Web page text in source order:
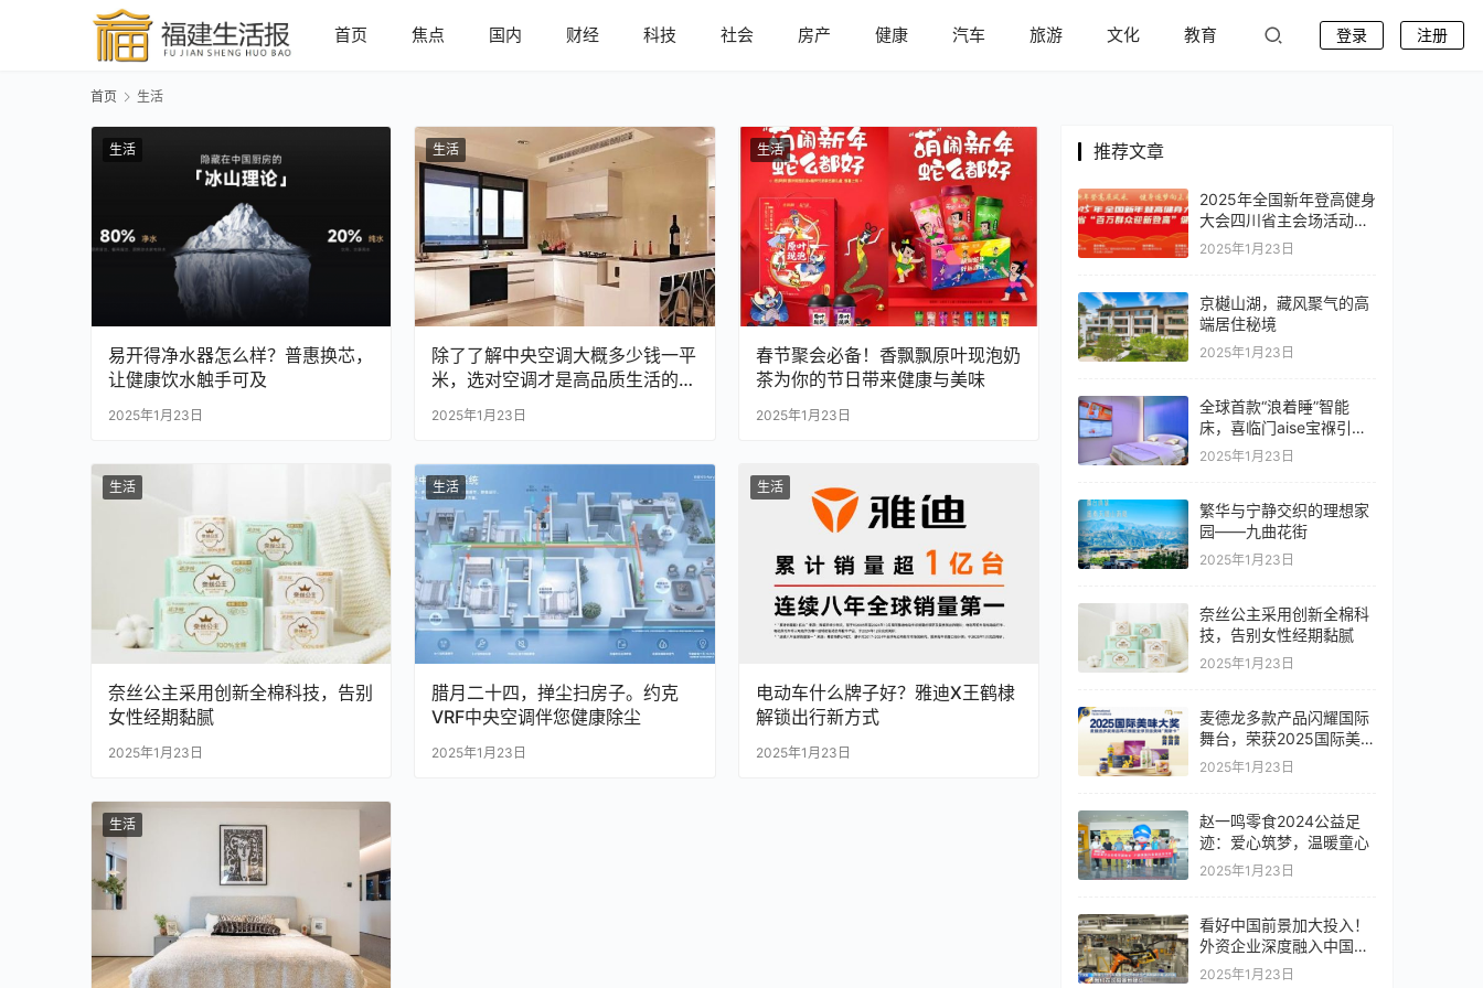
首页 焦点 国内 财经 科技 社会 房产 健康 汽车 旅游 文化 教育 登录 注册
首页 生活
生活
易开得净水器怎么样？普惠换芯，
让健康饮水触手可及
2025年1月23日
生活
除了了解中央空调大概多少钱一平
米，选对空调才是高品质生活的关
2025年1月23日
生活
春节聚会必备！香飘飘原叶现泡奶
茶为你的节日带来健康与美味
2025年1月23日
生活
奈丝公主采用创新全棉科技，告别
女性经期黏腻
2025年1月23日
生活
腊月二十四，掸尘扫房子。约克
VRF中央空调伴您健康除尘
2025年1月23日
生活
电动车什么牌子好？雅迪X王鹤棣
解锁出行新方式
2025年1月23日
生活
推荐文章
2025年全国新年登高健身
大会四川省主会场活动在
天全县启动
2025年1月23日
京樾山湖，藏风聚气的高
端居住秘境
2025年1月23日
全球首款“浪着睡”智能
床，喜临门aise宝褓引领
睡眠革命
2025年1月23日
繁华与宁静交织的理想家
园——九曲花街
2025年1月23日
奈丝公主采用创新全棉科
技，告别女性经期黏腻
2025年1月23日
麦德龙多款产品闪耀国际
舞台，荣获2025国际美味
大奖多项殊荣
2025年1月23日
赵一鸣零食2024公益足
迹：爱心筑梦，温暖童心
2025年1月23日
看好中国前景加大投入！
外资企业深度融入中国市
场
2025年1月23日